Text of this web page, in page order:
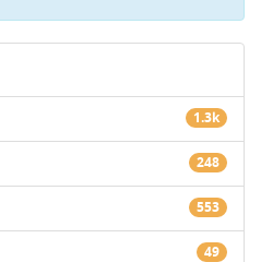
1.3k
248
553
49